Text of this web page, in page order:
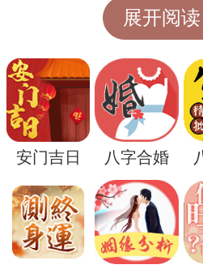
然而，解梦小姐被抓的
灵的震撼和精神的囚禁
掀开了梦境中另一个未
思考，梦境背后究竟隐
密？
或许，解梦小姐被抓的
号和象征。它可能是对
一种反思，一种对梦境
展开阅读
安门吉日 八字合婚